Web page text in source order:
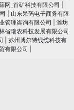
网_首矿科技有限公司
山东呆码电子商务有限
管理咨询有限公司
潍坊
省瑞农科技发展有限公司
苏州博尔特线缆科技有
有限公司